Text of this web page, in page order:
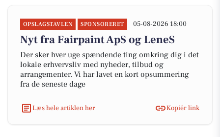
OPSLAGSTAVLEN SPONSORERET 05-08-2026 18:00
Nyt fra Fairpaint ApS og LeneS
Der sker hver uge spændende ting omkring dig i det
lokale erhvervsliv med nyheder, tilbud og
arrangementer. Vi har lavet en kort opsummering
fra de seneste dage
Læs hele artiklen her Kopiér link